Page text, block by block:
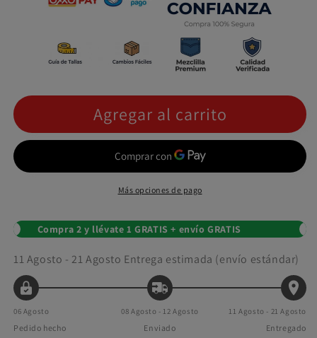
Agregar al carrito
Más opciones de pago
Compra 2 y llévate 1 GRATIS + envío GRATIS
11 Agosto - 21 Agosto Entrega estimada (envío estándar)
06 Agosto
Pedido hecho
08 Agosto - 12 Agosto
Enviado
11 Agosto - 21 Agosto
Entregado